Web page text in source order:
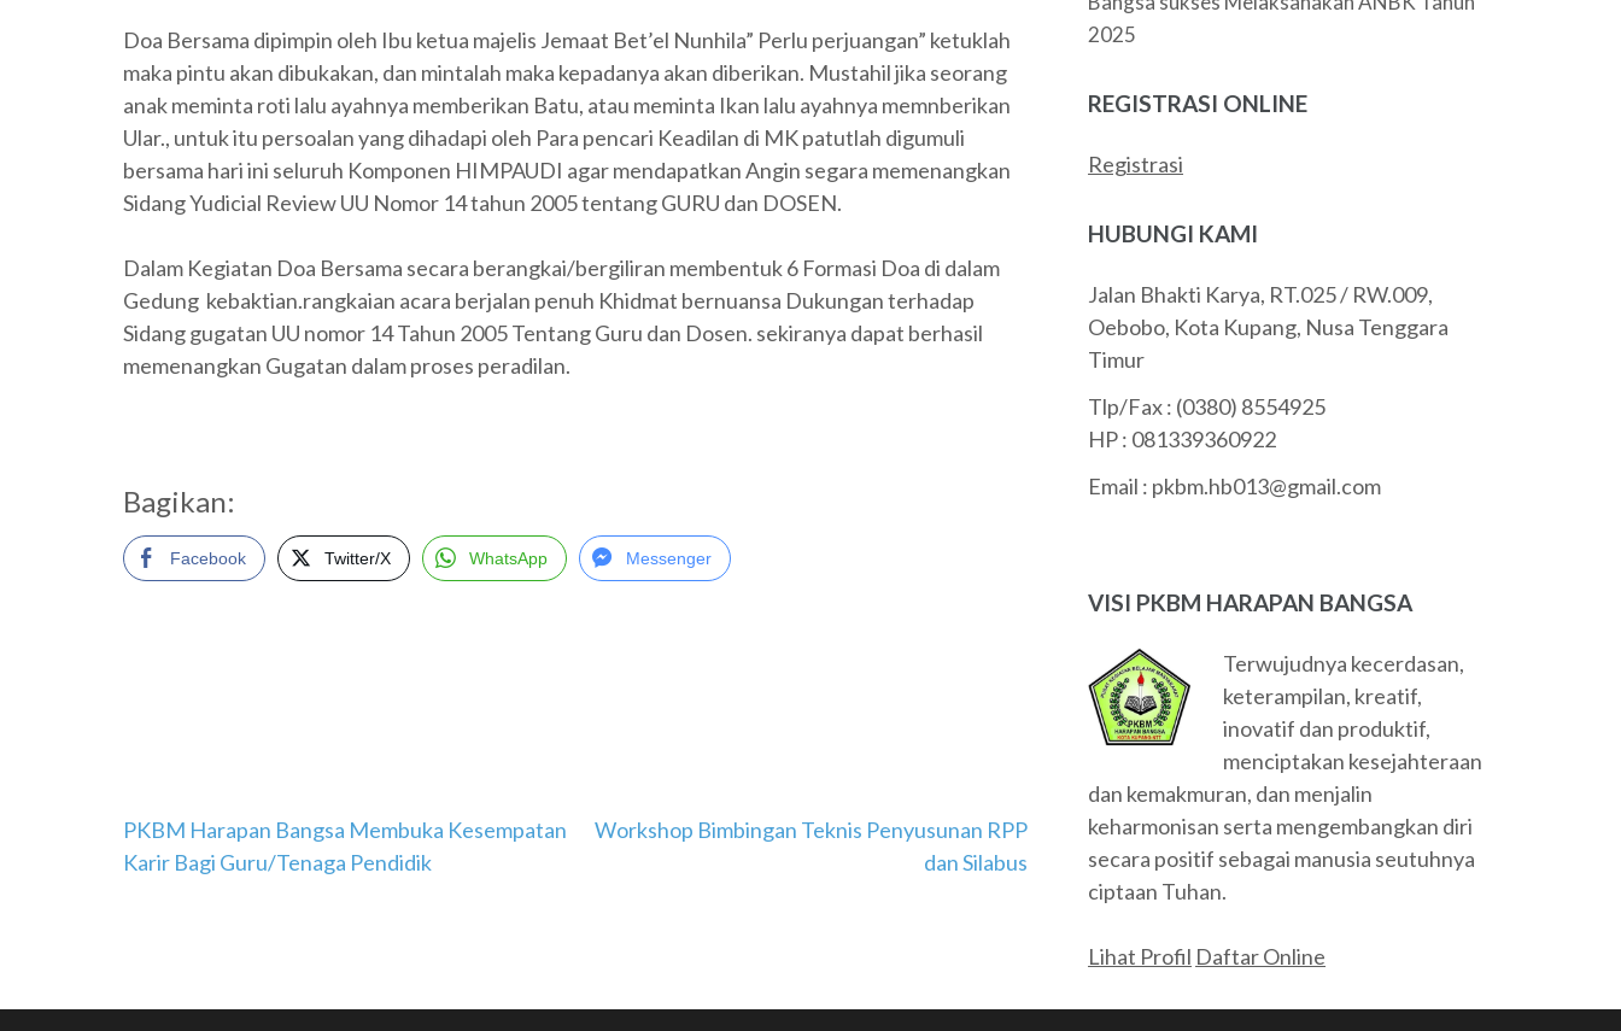
Doa Bersama dipimpin oleh Ibu ketua majelis Jemaat Bet’el Nunhila” Perlu perjuangan” ketuklah
maka pintu akan dibukakan, dan mintalah maka kepadanya akan diberikan. Mustahil jika seorang
anak meminta roti lalu ayahnya memberikan Batu, atau meminta Ikan lalu ayahnya memnberikan
Ular., untuk itu persoalan yang dihadapi oleh Para pencari Keadilan di MK patutlah digumuli
bersama hari ini seluruh Komponen HIMPAUDI agar mendapatkan Angin segara memenangkan
Sidang Yudicial Review UU Nomor 14 tahun 2005 tentang GURU dan DOSEN.
Dalam Kegiatan Doa Bersama secara berangkai/bergiliran membentuk 6 Formasi Doa di dalam
Gedung kebaktian.rangkaian acara berjalan penuh Khidmat bernuansa Dukungan terhadap
Sidang gugatan UU nomor 14 Tahun 2005 Tentang Guru dan Dosen. sekiranya dapat berhasil
memenangkan Gugatan dalam proses peradilan.
Bagikan:
Facebook Twitter/X WhatsApp Messenger
Navigasi
pos
PKBM Harapan Bangsa Membuka Kesempatan
Karir Bagi Guru/Tenaga Pendidik
Workshop Bimbingan Teknis Penyusunan RPP
dan Silabus
2025
REGISTRASI ONLINE
Registrasi
HUBUNGI KAMI
Jalan Bhakti Karya, RT.025 / RW.009,
Oebobo, Kota Kupang, Nusa Tenggara
Timur
Tlp/Fax : (0380) 8554925
HP : 081339360922
Email : pkbm.hb013@gmail.com
VISI PKBM HARAPAN BANGSA
Terwujudnya kecerdasan,
keterampilan, kreatif,
inovatif dan produktif,
menciptakan kesejahteraan
dan kemakmuran, dan menjalin
keharmonisan serta mengembangkan diri
secara positif sebagai manusia seutuhnya
ciptaan Tuhan.
Lihat Profil Daftar Online